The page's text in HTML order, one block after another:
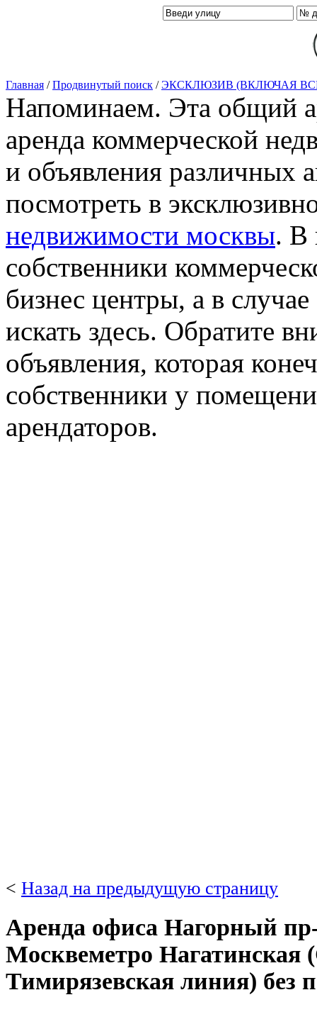
Главная /Продвинутый поиск /ЭКСКЛЮЗИВ (ВКЛЮЧАЯ
Напоминаем. Эта общий
аренда коммерческой
и объявления различных
посмотреть в
недвижимости москвы. В
собственники
бизнес центры, а в случае
искать здесь. Обратите
объявления, которая
собственники у
арендаторов.
< Назад на предыдущую страницу
Аренда офиса Нагорный
Москвеметро Нагатинская
Тимирязевская линия) без